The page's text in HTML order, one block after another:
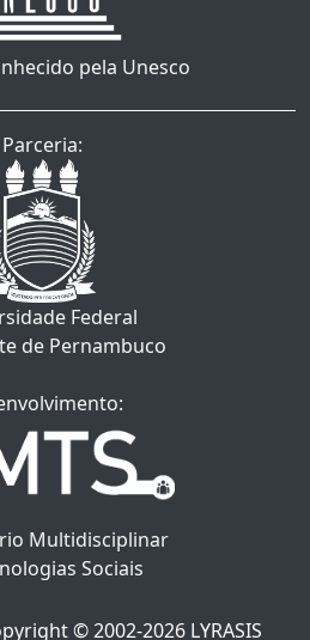
pela Unesco
Parceria:
Federal
de Pernambuco
Multidisciplinar
Sociais
© 2002-2026 LYRASIS